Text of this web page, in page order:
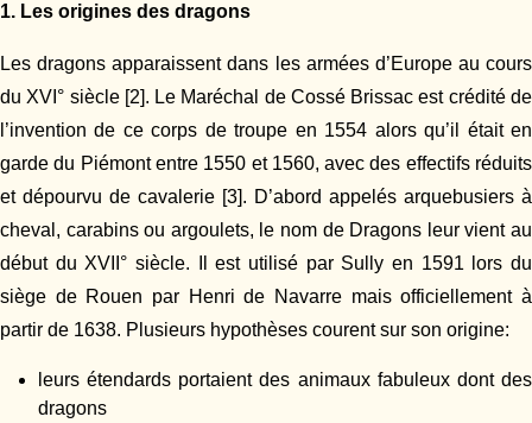
1. Les origines des dragons
Les dragons apparaissent dans les armées d’Europe au cours
du XVI° siècle [2]. Le Maréchal de Cossé Brissac est crédité de
l’invention de ce corps de troupe en 1554 alors qu’il était en
garde du Piémont entre 1550 et 1560, avec des effectifs réduits
et dépourvu de cavalerie [3]. D’abord appelés arquebusiers à
cheval, carabins ou argoulets, le nom de Dragons leur vient au
début du XVII° siècle. Il est utilisé par Sully en 1591 lors du
siège de Rouen par Henri de Navarre mais officiellement à
partir de 1638. Plusieurs hypothèses courent sur son origine:
leurs étendards portaient des animaux fabuleux dont des
dragons